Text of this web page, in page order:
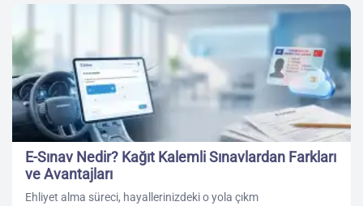
E-Sınav Nedir? Kağıt Kalemli Sınavlardan Farkları
ve Avantajları
Ehliyet alma süreci, hayallerinizdeki o yola çıkm